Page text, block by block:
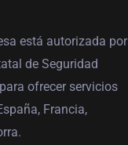
está autorizada por
de Seguridad
ofrecer servicios
Francia,